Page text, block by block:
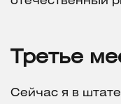
Третье
Сейчас я в